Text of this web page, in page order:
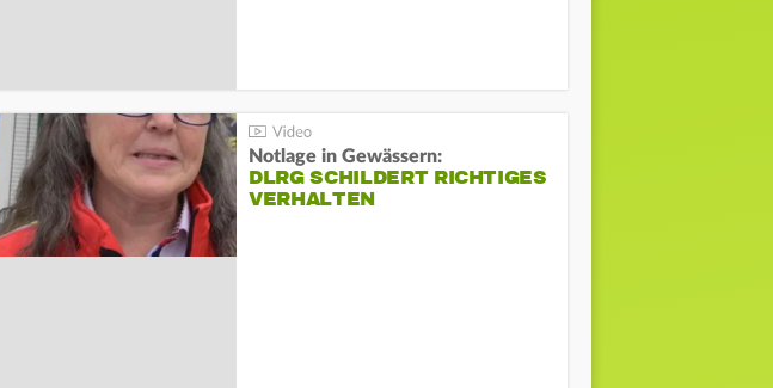
Notlage in Gewässern:
DLRG SCHILDERT RICHTIGES
VERHALTEN